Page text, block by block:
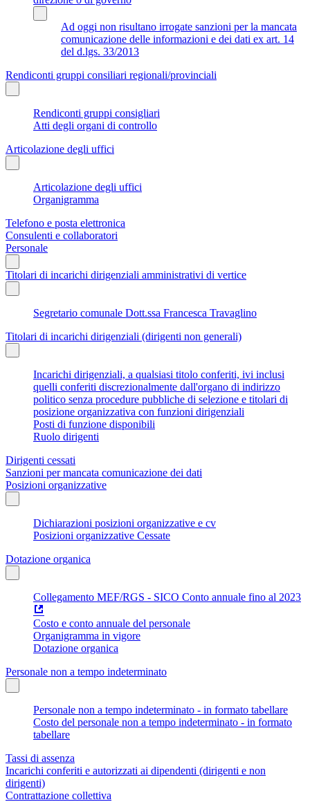
Ad oggi non risultano irrogate sanzioni per la mancata
comunicazione delle informazioni e dei dati ex art. 14
del d.lgs. 33/2013
Rendiconti gruppi consiliari regionali/provinciali
Rendiconti gruppi consigliari
Atti degli organi di controllo
Articolazione degli uffici
Articolazione degli uffici
Organigramma
Telefono e posta elettronica
Consulenti e collaboratori
Personale
Titolari di incarichi dirigenziali amministrativi di vertice
Segretario comunale Dott.ssa Francesca Travaglino
Titolari di incarichi dirigenziali (dirigenti non generali)
Incarichi dirigenziali, a qualsiasi titolo conferiti, ivi inclusi
quelli conferiti discrezionalmente dall'organo di indirizzo
politico senza procedure pubbliche di selezione e titolari di
posizione organizzativa con funzioni dirigenziali
Posti di funzione disponibili
Ruolo dirigenti
Dirigenti cessati
Sanzioni per mancata comunicazione dei dati
Posizioni organizzative
Dichiarazioni posizioni organizzative e cv
Posizioni organizzative Cessate
Dotazione organica
Collegamento MEF/RGS - SICO Conto annuale fino al 2023
Costo e conto annuale del personale
Organigramma in vigore
Dotazione organica
Personale non a tempo indeterminato
Personale non a tempo indeterminato - in formato tabellare
Costo del personale non a tempo indeterminato - in formato
tabellare
Tassi di assenza
Incarichi conferiti e autorizzati ai dipendenti (dirigenti e non
dirigenti)
Contrattazione collettiva